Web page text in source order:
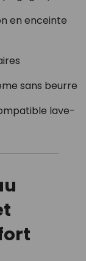
en enceinte
sans beurre
lave-